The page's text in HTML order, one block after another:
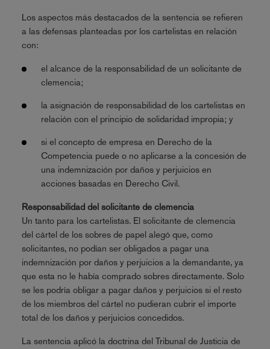
Los aspectos más destacados de la sentencia se refieren
a las defensas planteadas por los cartelistas en relación
con:
el alcance de la responsabilidad de un solicitante de
clemencia;
la asignación de responsabilidad de los cartelistas en
relación con el principio de solidaridad impropia; y
si el concepto de empresa en Derecho de la
Competencia puede o no aplicarse a la concesión de
una indemnización por daños y perjuicios en
acciones basadas en Derecho Civil.
Responsabilidad del solicitante de clemencia
Un tanto para los cartelistas. El solicitante de clemencia
del cártel de los sobres de papel alegó que, como
solicitantes, no podían ser obligados a pagar una
indemnización por daños y perjuicios a la demandante, ya
que esta no le había comprado sobres directamente. Solo
se les podría obligar a pagar daños y perjuicios si el resto
de los miembros del cártel no pudieran cubrir el importe
total de los daños y perjuicios concedidos.
La sentencia aplicó la doctrina del Tribunal de Justicia de